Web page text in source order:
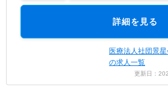
詳細を見る
医療法人社団景
の求人一覧
更新日：